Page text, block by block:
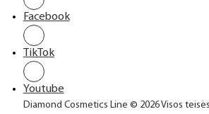
Facebook
TikTok
Youtube
Diamond Cosmetics Line © 2026 Visos